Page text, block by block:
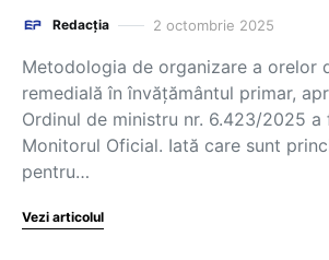
Redacția 2 octombrie 2025
Metodologia de organizare a orelor
remedială în învățământul primar,
Ordinul de ministru nr. 6.423/2025
Monitorul Oficial. Iată care sunt
pentru…
Vezi articolul